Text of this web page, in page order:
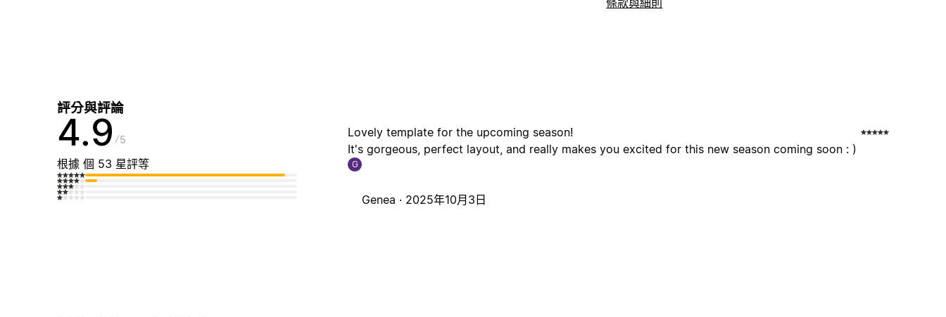
條款與細則
評分與評論
4.9 5
根據 個 53 星評等
Lovely template for the upcoming season!
It's gorgeous, perfect layout, and really makes you excited for this new season coming soon : )
G
Genea · 2025年10月3日